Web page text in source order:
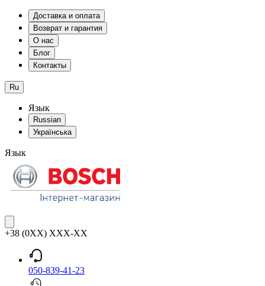
Доставка и оплата
Возврат и гарантия
О нас
Блог
Контакты
Ru
Язык
Russian
Українська
Язык
+38 (0XX) XXX-XX
050-839-41-23